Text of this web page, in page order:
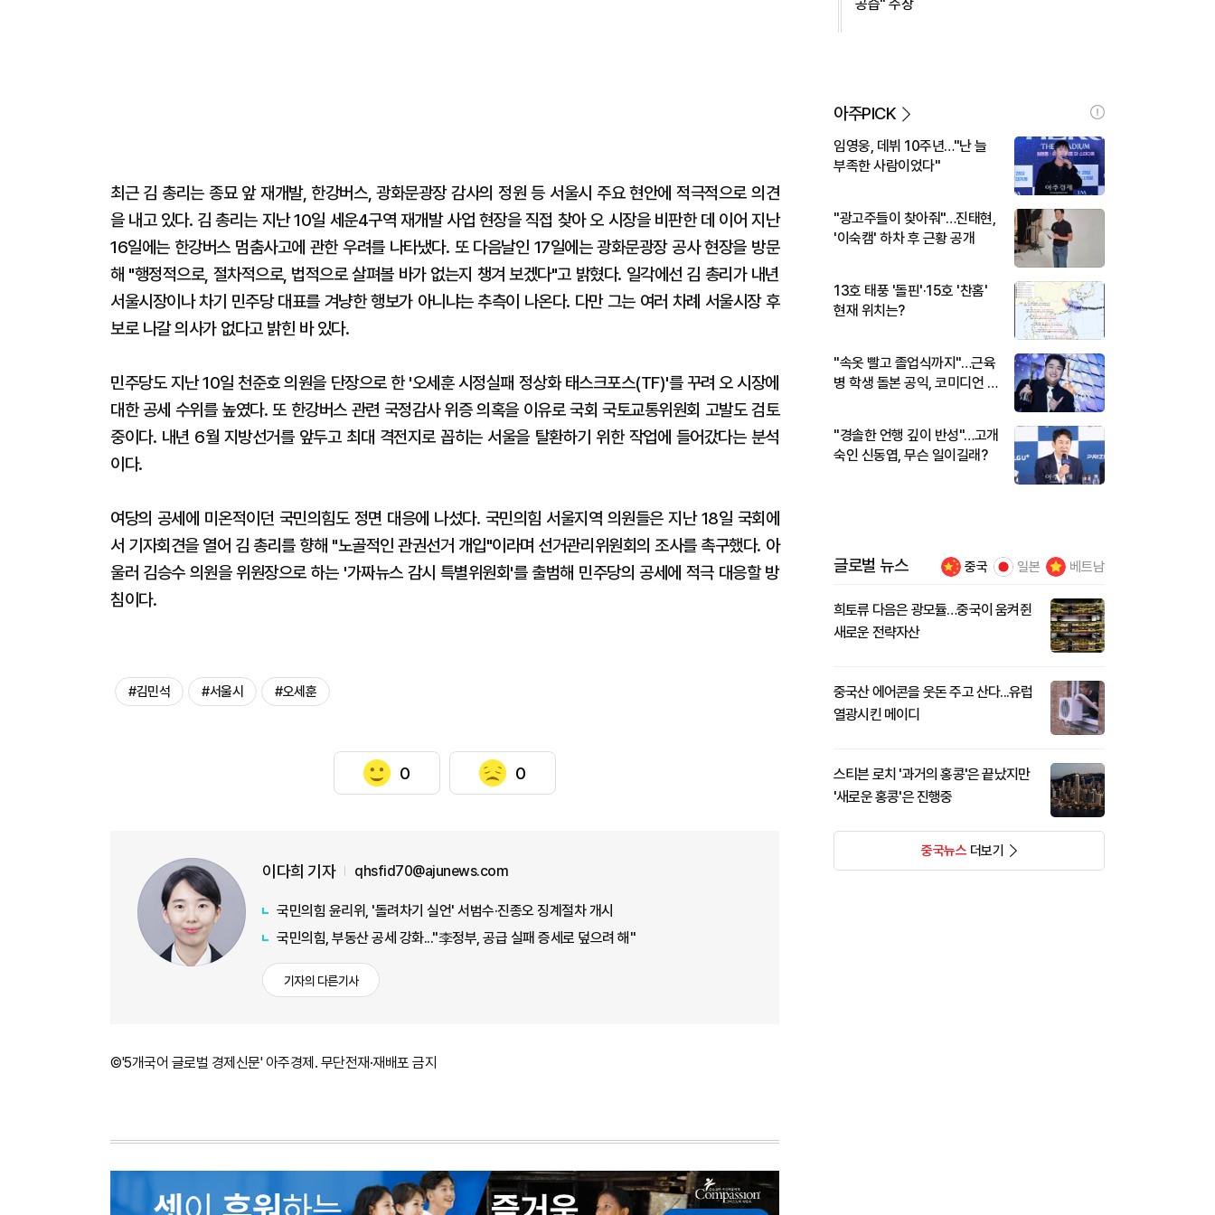
최근 김 총리는 종묘 앞 재개발, 한강버스, 광화문광장 감사의 정원 등 서울시 주요 현안에 적극적으로 의견
을 내고 있다. 김 총리는 지난 10일 세운4구역 재개발 사업 현장을 직접 찾아 오 시장을 비판한 데 이어 지난
16일에는 한강버스 멈춤사고에 관한 우려를 나타냈다. 또 다음날인 17일에는 광화문광장 공사 현장을 방문
해 "행정적으로, 절차적으로, 법적으로 살펴볼 바가 없는지 챙겨 보겠다"고 밝혔다. 일각에선 김 총리가 내년
서울시장이나 차기 민주당 대표를 겨냥한 행보가 아니냐는 추측이 나온다. 다만 그는 여러 차례 서울시장 후
보로 나갈 의사가 없다고 밝힌 바 있다.
민주당도 지난 10일 천준호 의원을 단장으로 한 '오세훈 시정실패 정상화 태스크포스(TF)'를 꾸려 오 시장에
대한 공세 수위를 높였다. 또 한강버스 관련 국정감사 위증 의혹을 이유로 국회 국토교통위원회 고발도 검토
중이다. 내년 6월 지방선거를 앞두고 최대 격전지로 꼽히는 서울을 탈환하기 위한 작업에 들어갔다는 분석
이다.
여당의 공세에 미온적이던 국민의힘도 정면 대응에 나섰다. 국민의힘 서울지역 의원들은 지난 18일 국회에
서 기자회견을 열어 김 총리를 향해 "노골적인 관권선거 개입"이라며 선거관리위원회의 조사를 촉구했다. 아
울러 김승수 의원을 위원장으로 하는 '가짜뉴스 감시 특별위원회'를 출범해 민주당의 공세에 적극 대응할 방
침이다.
#김민석 #서울시 #오세훈
0 0
이다희 기자 qhsfid70@ajunews.com
국민의힘 윤리위, '돌려차기 실언' 서범수·진종오 징계절차 개시
국민의힘, 부동산 공세 강화..."李정부, 공급 실패 증세로 덮으려 해"
기자의 다른기사
©'5개국어 글로벌 경제신문' 아주경제. 무단전재·재배포 금지
공습" 주장
아주PICK
임영웅, 데뷔 10주년…"난 늘
부족한 사람이었다"
"광고주들이 찾아줘"…진태현,
'이숙캠' 하차 후 근황 공개
13호 태풍 '돌핀'·15호 '찬홈'
현재 위치는?
"속옷 빨고 졸업식까지"…근육
병 학생 돌본 공익, 코미디언 김
"경솔한 언행 깊이 반성"…고개
숙인 신동엽, 무슨 일이길래?
글로벌 뉴스 중국 일본 베트남
희토류 다음은 광모듈…중국이 움켜쥔
새로운 전략자산
중국산 에어콘을 웃돈 주고 산다...유럽
열광시킨 메이디
스티븐 로치 '과거의 홍콩'은 끝났지만
'새로운 홍콩'은 진행중
중국뉴스더보기